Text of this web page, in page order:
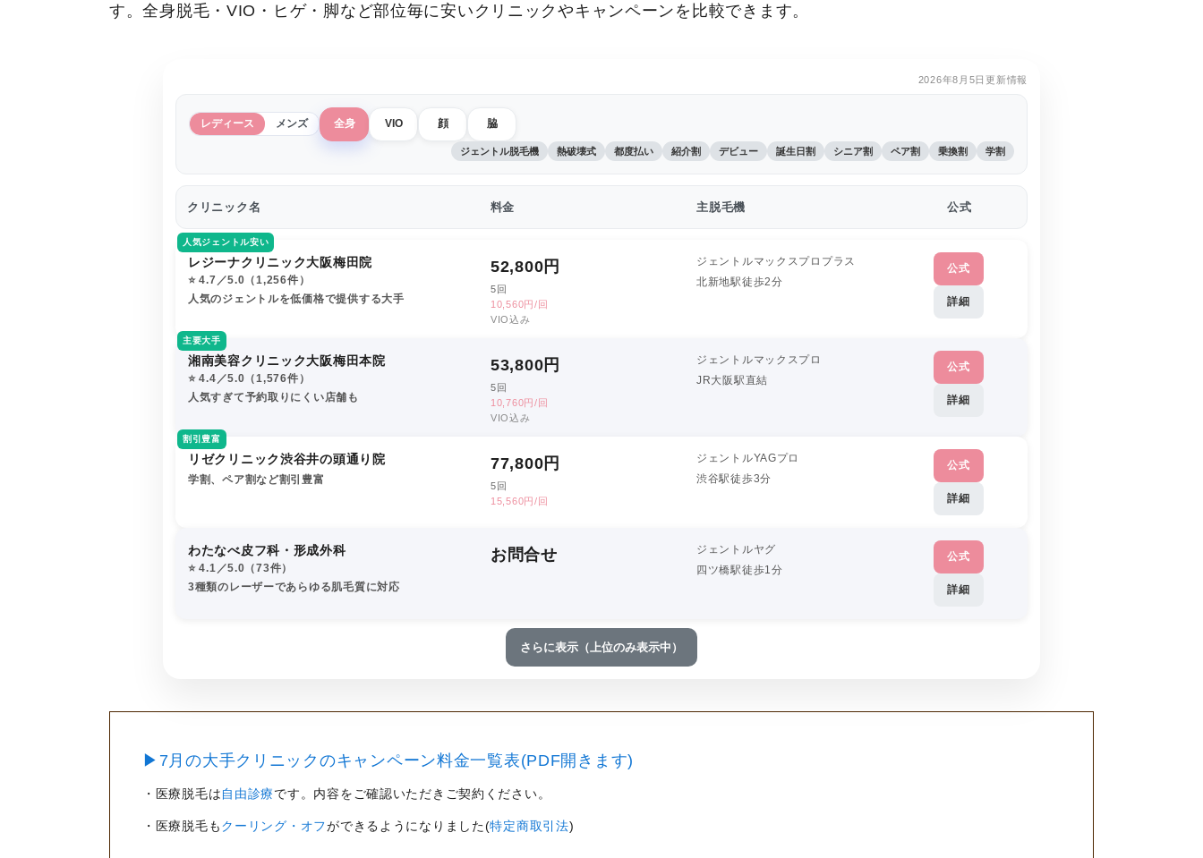
す。全身脱毛・VIO・ヒゲ・脚など部位毎に安いクリニックやキャンペーンを比較できます。
2026年8月5日更新情報
レディース メンズ 全身 VIO 顔 脇
ジェントル脱毛機 熱破壊式 都度払い 紹介割 デビュー 誕生日割 シニア割 ペア割 乗換割 学割
クリニック名 料金 主脱毛機 公式
人気ジェントル安い
レジーナクリニック大阪梅田院
⭐️ 4.7／5.0（1,256件）
人気のジェントルを低価格で提供する大手
52,800 円
5回
10,560円/回
VIO込み
ジェントルマックスプロプラス
北新地駅徒歩2分
公式
詳細
主要大手
湘南美容クリニック大阪梅田本院
⭐️ 4.4／5.0（1,576件）
人気すぎて予約取りにくい店舗も
53,800 円
5回
10,760円/回
VIO込み
ジェントルマックスプロ
JR大阪駅直結
公式
詳細
割引豊富
リゼクリニック渋谷井の頭通り院
学割、ペア割など割引豊富
77,800 円
5回
15,560円/回
ジェントルYAGプロ
渋谷駅徒歩3分
公式
詳細
わたなべ皮フ科・形成外科
⭐️ 4.1／5.0（73件）
3種類のレーザーであらゆる肌毛質に対応
お問合せ
ジェントルヤグ
四ツ橋駅徒歩1分
公式
詳細
さらに表示（上位のみ表示中）
▶7月の大手クリニックのキャンペーン料金一覧表(PDF開きます)
・医療脱毛は自由診療です。内容をご確認いただきご契約ください。
・医療脱毛もクーリング・オフができるようになりました(特定商取引法)